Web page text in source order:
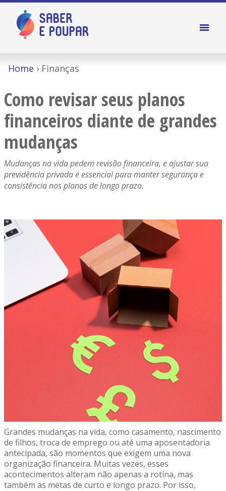
Home Finanças
Como revisar seus planos
financeiros diante de grandes
mudanças
Mudanças na vida pedem revisão financeira, e ajustar sua
previdência privada é essencial para manter segurança e
consistência nos planos de longo prazo.
Grandes mudanças na vida, como casamento, nascimento
de filhos, troca de emprego ou até uma aposentadoria
antecipada, são momentos que exigem uma nova
organização financeira. Muitas vezes, esses
acontecimentos alteram não apenas a rotina, mas
também as metas de curto e longo prazo. Por isso,